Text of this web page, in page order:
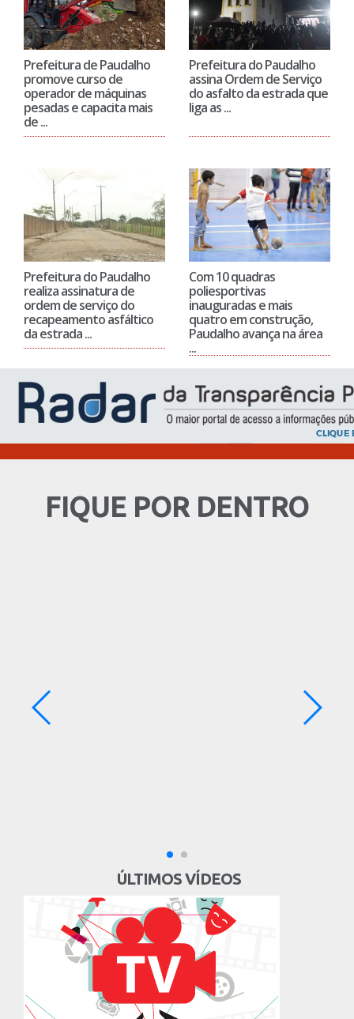
Prefeitura de Paudalho
promove curso de
operador de máquinas
pesadas e capacita mais
de ...
Prefeitura do Paudalho
assina Ordem de Serviço
do asfalto da estrada que
liga as ...
Prefeitura do Paudalho
realiza assinatura de
ordem de serviço do
recapeamento asfáltico
da estrada ...
Com 10 quadras
poliesportivas
inauguradas e mais
quatro em construção,
Paudalho avança na área
...
FIQUE POR DENTRO
ÚLTIMOS VÍDEOS